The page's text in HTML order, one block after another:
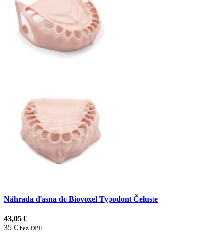
Náhrada ďasna do Biovoxel Typodont Čeluste
43,05 €
35 € bez DPH